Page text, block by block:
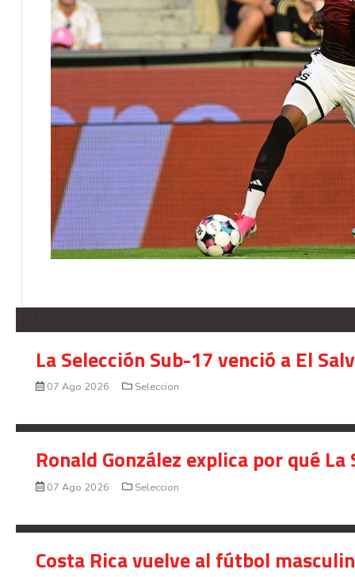
La Selección Sub-17 venció a El
07 Ago 2026 Seleccion
Ronald González explica por qué
07 Ago 2026 Seleccion
Costa Rica vuelve al fútbol